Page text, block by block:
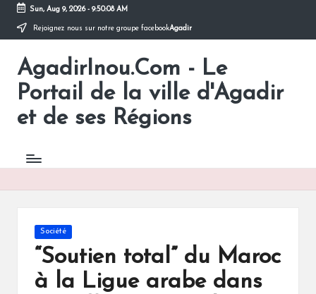
Skip
content
Sun, Aug 9, 2026- 9:50:08 AM
Rejoignez nous sur notre groupe facebookAgadir
AgadirInou.Com - Le
Portail de la ville d'Agadir
et de ses Régions
Toute
l'actualité
ville
en
un
Posted
in
Société
“Soutien total” du Maroc
à la Ligue arabe dans